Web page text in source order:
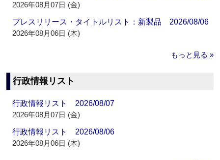
2026年08月07日 (金)
プレスリリース・タイトルリスト：新製品 2026/08/06
2026年08月06日 (木)
もっと見る »
行政情報リスト
行政情報リスト 2026/08/07
2026年08月07日 (金)
行政情報リスト 2026/08/06
2026年08月06日 (木)